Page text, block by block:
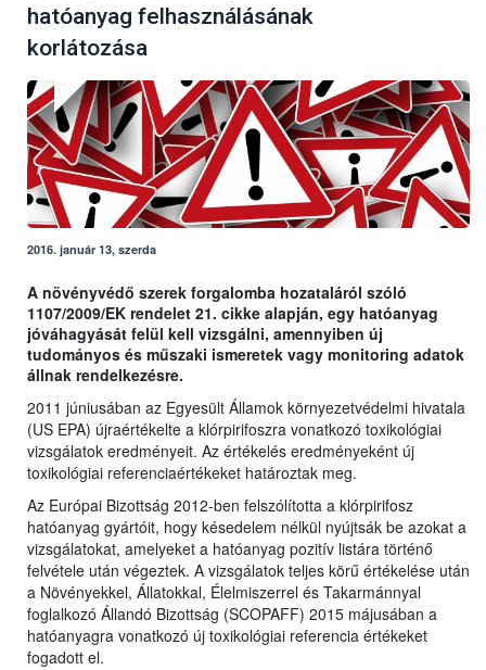
hatóanyag felhasználásának
korlátozása
2016. január 13, szerda
A növényvédő szerek forgalomba hozataláról szóló
1107/2009/EK rendelet 21. cikke alapján, egy hatóanyag
jóváhagyását felül kell vizsgálni, amennyiben új
tudományos és műszaki ismeretek vagy monitoring adatok
állnak rendelkezésre.
2011 júniusában az Egyesült Államok környezetvédelmi hivatala
(US EPA) újraértékelte a klórpirifoszra vonatkozó toxikológiai
vizsgálatok eredményeit. Az értékelés eredményeként új
toxikológiai referenciaértékeket határoztak meg.
Az Európai Bizottság 2012-ben felszólította a klórpirifosz
hatóanyag gyártóit, hogy késedelem nélkül nyújtsák be azokat a
vizsgálatokat, amelyeket a hatóanyag pozitív listára történő
felvétele után végeztek. A vizsgálatok teljes körű értékelése után
a Növényekkel, Állatokkal, Élelmiszerrel és Takarmánnyal
foglalkozó Állandó Bizottság (SCOPAFF) 2015 májusában a
hatóanyagra vonatkozó új toxikológiai referencia értékeket
fogadott el.